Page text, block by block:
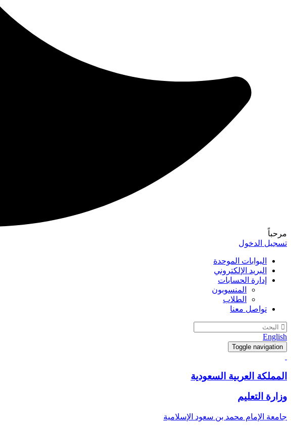
مرحباً
تسجيل الدخول
البوابات الموحدة
البريد الإلكتروني
إدارة الحسابات
المنسوبون
الطلاب
تواصل معنا
English
Toggle navigation
المملكة العربية السعودية
وزارة التعليم
جامعة الإمام محمد بن سعود الإسلامية